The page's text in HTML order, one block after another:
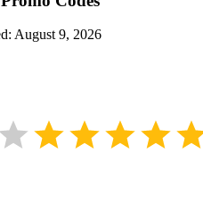
August 9, 2026